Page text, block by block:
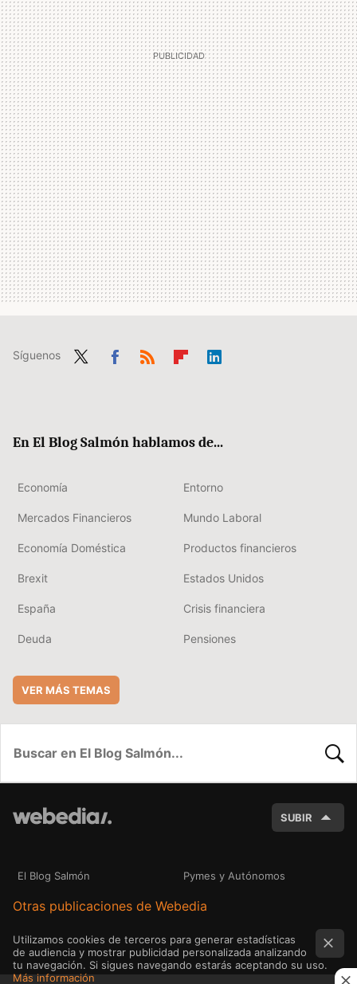
Síguenos
En El Blog Salmón hablamos de...
Economía Entorno
Mercados Financieros Mundo Laboral
Economía Doméstica Productos financieros
Brexit Estados Unidos
España Crisis financiera
Deuda Pensiones
VER MÁS TEMAS
SUBIR
El Blog Salmón Pymes y Autónomos
Otras publicaciones de Webedia
Utilizamos cookies de terceros para generar estadísticas
de audiencia y mostrar publicidad personalizada analizando
tu navegación. Si sigues navegando estarás aceptando su uso.
Más información